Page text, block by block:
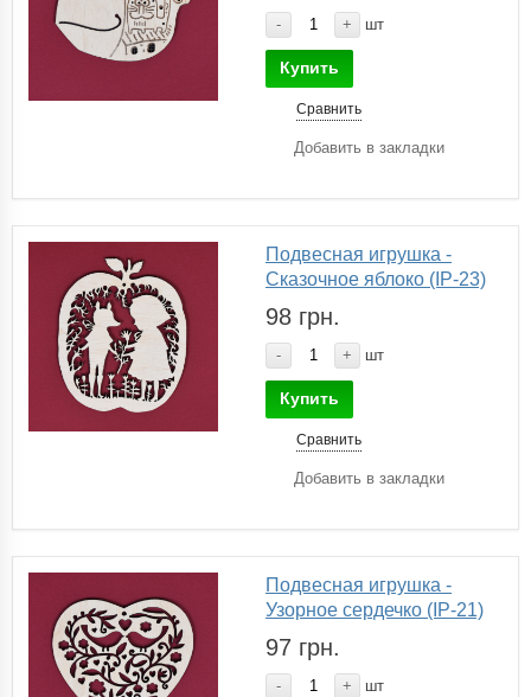
- + шт
Купить
Сравнить
Добавить в закладки
Подвесная игрушка -
Сказочное яблоко (IP-23)
98 грн.
- + шт
Купить
Сравнить
Добавить в закладки
Подвесная игрушка -
Узорное сердечко (IP-21)
97 грн.
- + шт